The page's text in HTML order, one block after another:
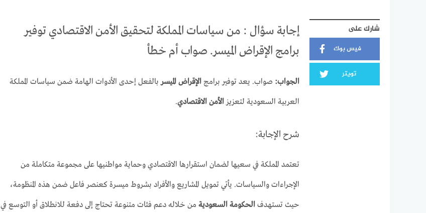
شارك على
فيس بوك
تويتر
إجابة سؤال : من سياسات المملكة لتحقيق الأمن الاقتصادي توفير
برامج الإقراض الميسر. صواب أم خطأ
الجواب: صواب. يعد توفير برامج الإقراض الميسر بالفعل إحدى الأدوات الهامة ضمن سياسات المملكة
العربية السعودية لتعزيزالأمن الاقتصادي.
شرح الإجابة:
تعتمد المملكة في سعيها لضمان استقرارها الاقتصادي وحماية مواطنيها على مجموعة متكاملة من
الإجراءات والسياسات. يأتي تمويل المشاريع والأفراد بشروط ميسرة كعنصر فاعل ضمن هذه المنظومة،
حيث تستهدف الحكومة السعودية من خلاله دعم فئات متنوعة تحتاج إلى دفعة للانطلاق أو التوسع في